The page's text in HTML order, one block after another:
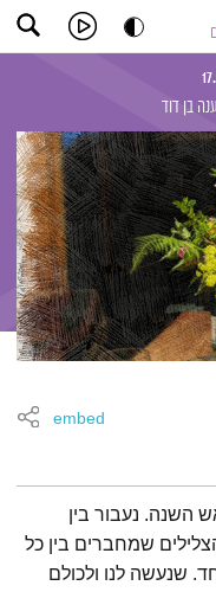
בן דוד
embed
השנה. נעבור בין
שמחברים בין כל
שנעשה לנו ולכולם